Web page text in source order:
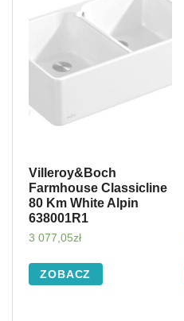
Villeroy&Boch
Farmhouse Classicline
80 Km White Alpin
638001R1
3 077,05zł
ZOBACZ